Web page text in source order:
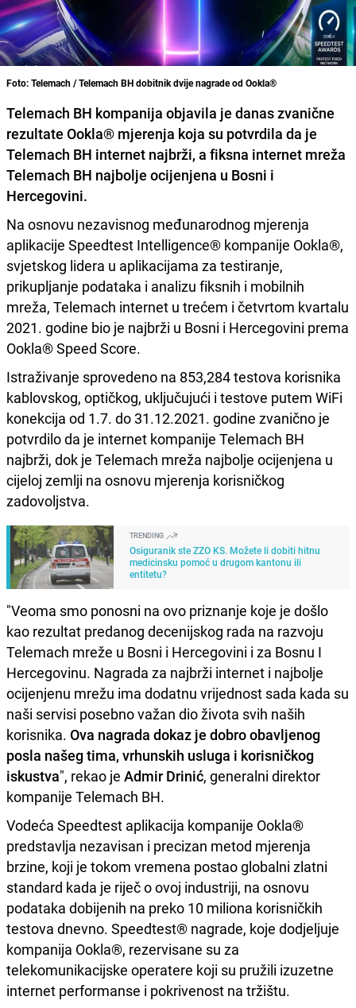
Foto: Telemach / Telemach BH dobitnik dvije nagrade od Ookla®
Telemach BH kompanija objavila je danas zvanične
rezultate Ookla® mjerenja koja su potvrdila da je
Telemach BH internet najbrži, a fiksna internet mreža
Telemach BH najbolje ocijenjena u Bosni i
Hercegovini.
Na osnovu nezavisnog međunarodnog mjerenja
aplikacije Speedtest Intelligence® kompanije Ookla®,
svjetskog lidera u aplikacijama za testiranje,
prikupljanje podataka i analizu fiksnih i mobilnih
mreža, Telemach internet u trećem i četvrtom kvartalu
2021. godine bio je najbrži u Bosni i Hercegovini prema
Ookla® Speed Score.
Istraživanje sprovedeno na 853,284 testova korisnika
kablovskog, optičkog, uključujući i testove putem WiFi
konekcija od 1.7. do 31.12.2021. godine zvanično je
potvrdilo da je internet kompanije Telemach BH
najbrži, dok je Telemach mreža najbolje ocijenjena u
cijeloj zemlji na osnovu mjerenja korisničkog
zadovoljstva.
TRENDING
Osiguranik ste ZZO KS. Možete li dobiti hitnu
medicinsku pomoć u drugom kantonu ili
entitetu?
"Veoma smo ponosni na ovo priznanje koje je došlo
kao rezultat predanog decenijskog rada na razvoju
Telemach mreže u Bosni i Hercegovini i za Bosnu I
Hercegovinu. Nagrada za najbrži internet i najbolje
ocijenjenu mrežu ima dodatnu vrijednost sada kada su
naši servisi posebno važan dio života svih naših
korisnika. Ova nagrada dokaz je dobro obavljenog
posla našeg tima, vrhunskih usluga i korisničkog
iskustva", rekao je Admir Drinić, generalni direktor
kompanije Telemach BH.
Vodeća Speedtest aplikacija kompanije Ookla®
predstavlja nezavisan i precizan metod mjerenja
brzine, koji je tokom vremena postao globalni zlatni
standard kada je riječ o ovoj industriji, na osnovu
podataka dobijenih na preko 10 miliona korisničkih
testova dnevno. Speedtest® nagrade, koje dodjeljuje
kompanija Ookla®, rezervisane su za
telekomunikacijske operatere koji su pružili izuzetne
internet performanse i pokrivenost na tržištu.